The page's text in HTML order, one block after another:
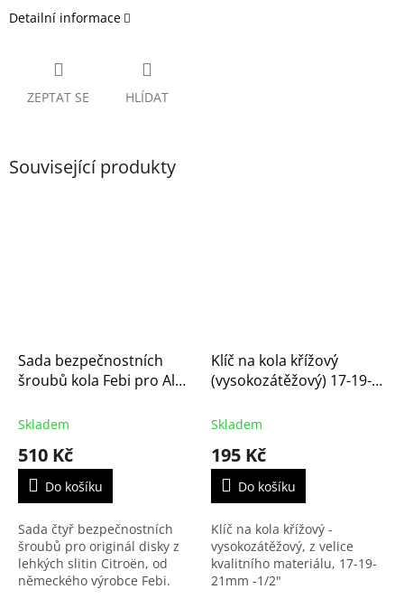
Detailní informace
ZEPTAT SE HLÍDAT
Související produkty
Sada bezpečnostních
šroubů kola Febi pro Al
(FB27053)
Skladem
510 Kč
Do košíku
Sada čtyř bezpečnostních
šroubů pro originál disky z
lehkých slitin Citroën, od
německého výrobce Febi.
Klíč na kola křížový
(vysokozátěžový) 17-19-
Skladem
195 Kč
Do košíku
Klíč na kola křížový -
vysokozátěžový, z velice
kvalitního materiálu, 17-19-
21mm -1/2"